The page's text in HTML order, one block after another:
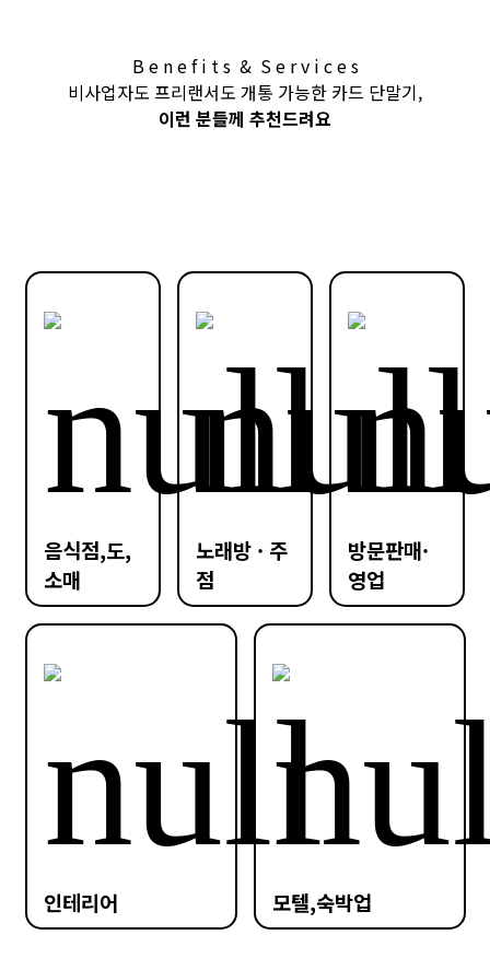
B e n e f i t s & S e r v i c e s
비사업자도 프리랜서도 개통 가능한 카드 단말기,
이런 분들께 추천드려요
음식점,도,
소매
노래방 · 주
점
방문판매·
영업
인테리어 모텔,숙박업